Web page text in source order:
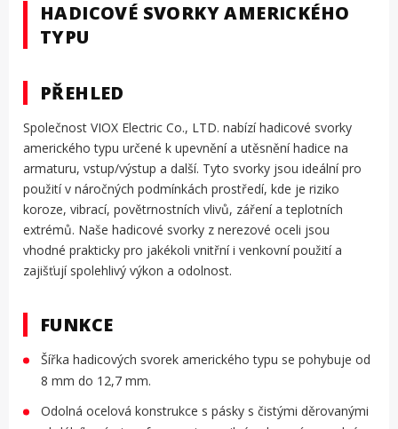
HADICOVÉ SVORKY AMERICKÉHO
TYPU
PŘEHLED
Společnost VIOX Electric Co., LTD. nabízí hadicové svorky
amerického typu určené k upevnění a utěsnění hadice na
armaturu, vstup/výstup a další. Tyto svorky jsou ideální pro
použití v náročných podmínkách prostředí, kde je riziko
koroze, vibrací, povětrnostních vlivů, záření a teplotních
extrémů. Naše hadicové svorky z nerezové oceli jsou
vhodné prakticky pro jakékoli vnitřní i venkovní použití a
zajišťují spolehlivý výkon a odolnost.
FUNKCE
Šířka hadicových svorek amerického typu se pohybuje od
8 mm do 12,7 mm.
Odolná ocelová konstrukce s pásky s čistými děrovanými